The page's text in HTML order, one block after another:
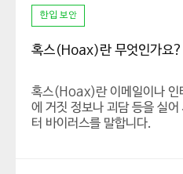
한입 보안
혹스(Hoax)란 무엇인가요?
혹스(Hoax)란 이메일이나 인
에 거짓 정보나 괴담 등을 실
터 바이러스를 말합니다.